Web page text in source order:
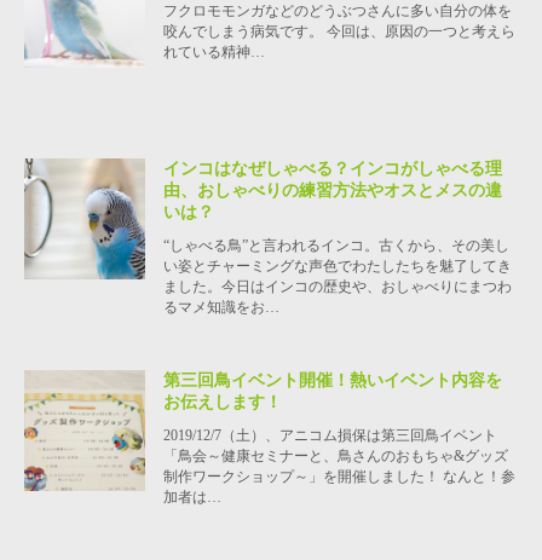
フクロモモンガなどのどうぶつさんに多い自分の体を
咬んでしまう病気です。 今回は、原因の一つと考えら
れている精神…
インコはなぜしゃべる？インコがしゃべる理
由、おしゃべりの練習方法やオスとメスの違
いは？
“しゃべる鳥”と言われるインコ。古くから、その美し
い姿とチャーミングな声色でわたしたちを魅了してき
ました。今日はインコの歴史や、おしゃべりにまつわ
るマメ知識をお…
第三回鳥イベント開催！熱いイベント内容を
お伝えします！
2019/12/7（土）、アニコム損保は第三回鳥イベント
「鳥会～健康セミナーと、鳥さんのおもちゃ&グッズ
制作ワークショップ～」を開催しました！ なんと！参
加者は…